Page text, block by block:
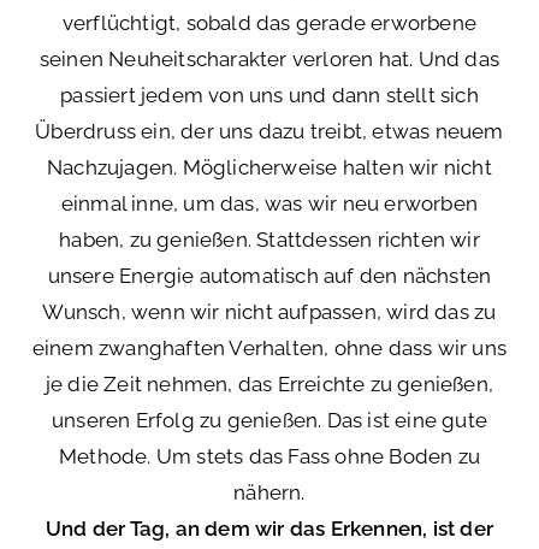
verflüchtigt, sobald das gerade erworbene
seinen Neuheitscharakter verloren hat. Und das
passiert jedem von uns und dann stellt sich
Überdruss ein, der uns dazu treibt, etwas neuem
Nachzujagen. Möglicherweise halten wir nicht
einmal inne, um das, was wir neu erworben
haben, zu genießen. Stattdessen richten wir
unsere Energie automatisch auf den nächsten
Wunsch, wenn wir nicht aufpassen, wird das zu
einem zwanghaften Verhalten, ohne dass wir uns
je die Zeit nehmen, das Erreichte zu genießen,
unseren Erfolg zu genießen. Das ist eine gute
Methode. Um stets das Fass ohne Boden zu
nähern.
Und der Tag, an dem wir das Erkennen, ist der